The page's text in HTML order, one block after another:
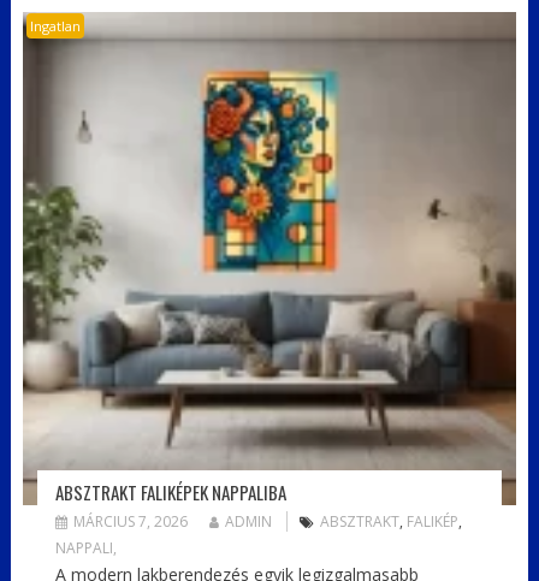
Ingatlan
ABSZTRAKT FALIKÉPEK NAPPALIBA
MÁRCIUS 7, 2026 ADMIN ABSZTRAKT, FALIKÉP,
NAPPALI,
A modern lakberendezés egyik legizgalmasabb